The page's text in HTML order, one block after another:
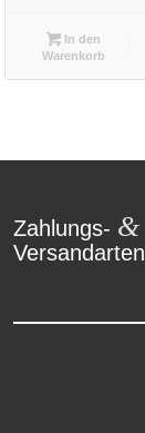
In den
Warenkorb
Zahlungs- &
Versandarten